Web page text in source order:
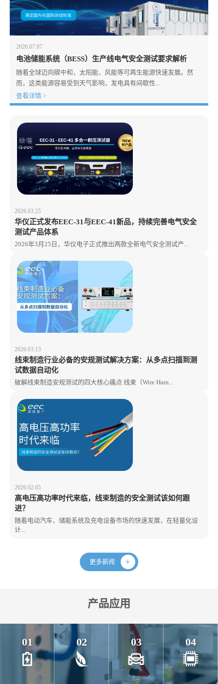
2026.07.07
电池储能系统（BESS）生产线电气安全测试要求解析
随着全球迈向碳中和，太阳能、风能等可再生能源快速发展。然
而，这类能源容易受到天气影响，发电具有间歇性...
查看详情 >
2026.03.25
华仪正式发布EEC-31与EEC-41新品，持续完善电气安全
测试产品体系
2026年3月25日，华仪电子正式推出两款全新电气安全测试产...
2026.03.13
线束制造行业必备的安规测试解决方案：从多点扫描到测
试数据自动化
破解线束制造安规测试的四大核心痛点 线束（Wire Harn...
2026.02.05
高电压高功率时代来临，线束制造的安全测试该如何跟
进？
随着电动汽车、储能系统及充电设备市场的快速发展，在轻量化设
计...
更多新闻
产品应用
01 02 03 04